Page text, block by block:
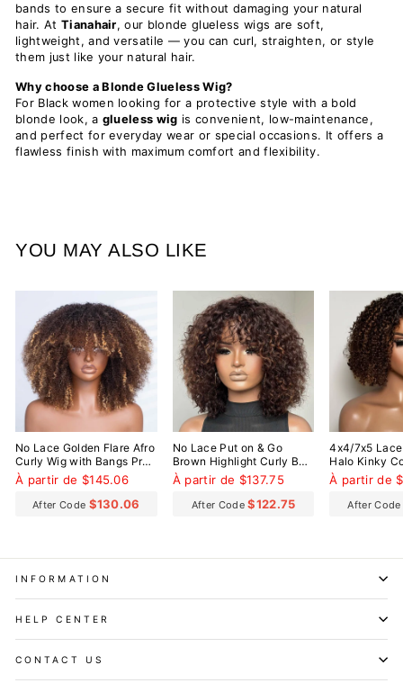
bands to ensure a secure fit without damaging your natural
hair. At Tianahair, our blonde glueless wigs are soft,
lightweight, and versatile — you can curl, straighten, or style
them just like your natural hair.
Why choose a Blonde Glueless Wig?
For Black women looking for a protective style with a bold
blonde look, a glueless wig is convenient, low-maintenance,
and perfect for everyday wear or special occasions. It offers a
flawless finish with maximum comfort and flexibility.
YOU MAY ALSO LIKE
No Lace Golden Flare Afro
Curly Wig with Bangs Pre-
Everything Wear Go
Glueless Wig
À partir de $145.06
After Code $130.06
No Lace Put on & Go
Brown Highlight Curly Bob
Wig With Bangs
À partir de $137.75
After Code$122.75
4x4/7x5
Halo Kinky
Everything
Glueless Wig
À partir de
After Code
INFORMATION
HELP CENTER
CONTACT US